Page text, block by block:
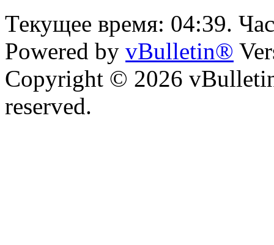
Текущее время: 04:39.
Powered by vBulletin®
Copyright © 2026
reserved.